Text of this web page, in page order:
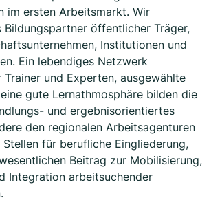
im ersten Arbeitsmarkt. Wir
Bildungspartner öffentlicher Träger,
Institutionen und
Ein lebendiges Netzwerk
und Experten, ausgewählte
gute Lernathmosphäre bilden die
und ergebnisorientiertes
den regionalen Arbeitsagenturen
Stellen für berufliche Eingliederung,
Beitrag zur Mobilisierung,
Integration arbeitsuchender